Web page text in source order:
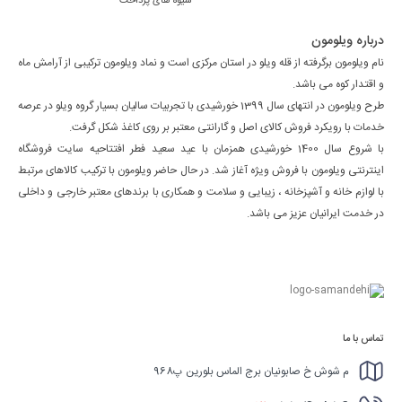
درباره ویلومون
نام ویلومون برگرفته از قله ویلو در استان مرکزی است و نماد ویلومون ترکیبی از آرامش ماه
و اقتدار کوه می باشد.
طرح ویلومون در انتهای سال 1399 خورشیدی با تجربیات سالیان بسیار گروه ویلو در عرصه
خدمات با رویکرد فروش کالای اصل و گارانتی معتبر بر روی کاغذ شکل گرفت.
با شروع سال 1400 خورشیدی همزمان با عید سعید فطر افتتاحیه سایت فروشگاه
اینترنتی ویلومون با فروش ویژه آغاز شد. در حال حاضر ویلومون با ترکیب کالاهای مرتبط
با لوازم خانه و آشپزخانه ، زیبایی و سلامت و همکاری با برندهای معتبر خارجی و داخلی
در خدمت ایرانیان عزیز می باشد.
تماس با ما
م شوش خ صابونیان برج الماس بلورین پ968